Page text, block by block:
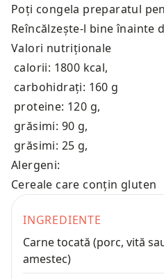
Poți congela preparatul
Reîncălzește-l bine înainte
Valori nutriționale
calorii: 1800 kcal,
carbohidrați: 160 g
proteine: 120 g,
grăsimi: 90 g,
grăsimi: 25 g,
Alergeni:
Cereale care conțin gluten
INGREDIENTE
Carne tocată (porc, vită
amestec)